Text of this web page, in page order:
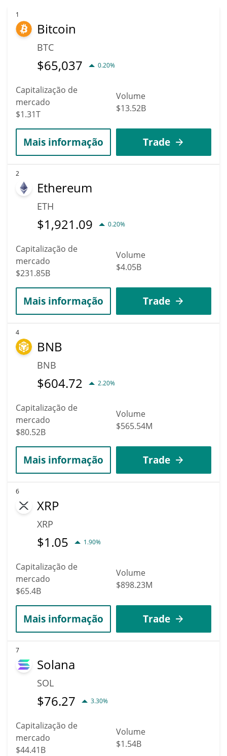
1
Bitcoin
BTC
$65,037 0.20%
Capitalização de
mercado
$1.31T
Volume
$13.52B
Mais informação Trade
2
Ethereum
ETH
$1,921.09 0.20%
Capitalização de
mercado
$231.85B
Volume
$4.05B
Mais informação Trade
4
BNB
BNB
$604.72 2.20%
Capitalização de
mercado
$80.52B
Volume
$565.54M
Mais informação Trade
6
XRP
XRP
$1.05 1.90%
Capitalização de
mercado
$65.4B
Volume
$898.23M
Mais informação Trade
7
Solana
SOL
$76.27 3.30%
Capitalização de
mercado
$44.41B
Volume
$1.54B